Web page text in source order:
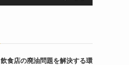
飲食店の廃油問題を解決する環